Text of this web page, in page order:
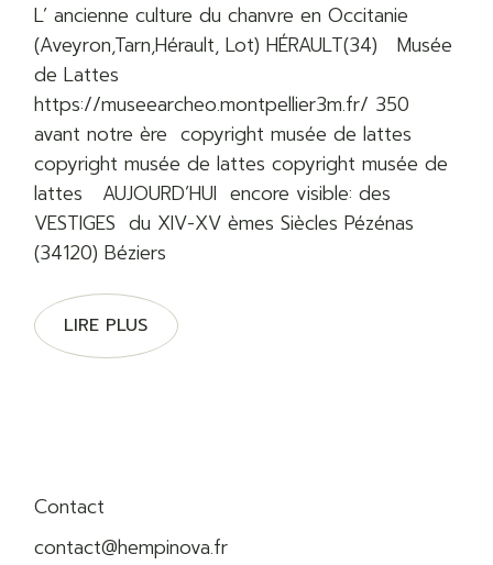
L’ ancienne culture du chanvre en Occitanie
(Aveyron,Tarn,Hérault, Lot) HÉRAULT(34) Musée
de Lattes
https://museearcheo.montpellier3m.fr/ 350
avant notre ère copyright musée de lattes
copyright musée de lattes copyright musée de
lattes AUJOURD’HUI encore visible: des
VESTIGES du XIV-XV èmes Siècles Pézénas
(34120) Béziers
LIRE PLUS
Contact
contact@hempinova.fr